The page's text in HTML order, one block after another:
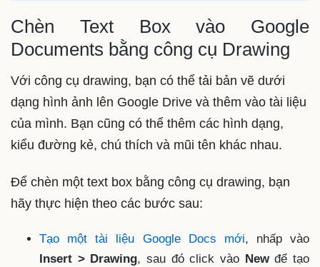
Chèn Text Box vào Google
Documents bằng công cụ Drawing
Với công cụ drawing, bạn có thể tải bản vẽ dưới
dạng hình ảnh lên Google Drive và thêm vào tài liệu
của mình. Bạn cũng có thể thêm các hình dạng,
kiểu đường kẻ, chú thích và mũi tên khác nhau.
Để chèn một text box bằng công cụ drawing, bạn
hãy thực hiện theo các bước sau:
Tạo một tài liệu Google Docs mới, nhấp vào
Insert > Drawing, sau đó click vào Newđể tạo